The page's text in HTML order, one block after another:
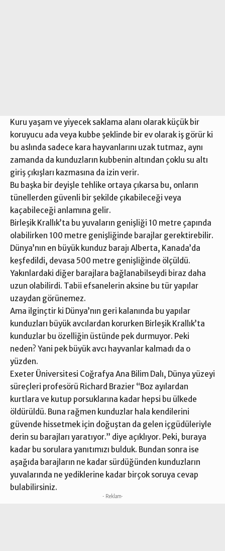
Kuru yaşam ve yiyecek saklama alanı olarak küçük bir
koruyucu ada veya kubbe şeklinde bir ev olarak iş görür ki
bu aslında sadece kara hayvanlarını uzak tutmaz, aynı
zamanda da kunduzların kubbenin altından çoklu su altı
giriş çıkışları kazmasına da izin verir.
Bu başka bir deyişle tehlike ortaya çıkarsa bu, onların
tünellerden güvenli bir şekilde çıkabileceği veya
kaçabileceği anlamına gelir.
Birleşik Krallık’ta bu yuvaların genişliği 10 metre çapında
olabilirken 100 metre genişliğinde barajlar gerektirebilir.
Dünya’nın en büyük kunduz barajı Alberta, Kanada’da
keşfedildi, devasa 500 metre genişliğinde ölçüldü.
Yakınlardaki diğer barajlara bağlanabilseydi biraz daha
uzun olabilirdi. Tabii efsanelerin aksine bu tür yapılar
uzaydan görünemez.
Ama ilginçtir ki Dünya’nın geri kalanında bu yapılar
kunduzları büyük avcılardan korurken Birleşik Krallık’ta
kunduzlar bu özelliğin üstünde pek durmuyor. Peki
neden? Yani pek büyük avcı hayvanlar kalmadı da o
yüzden.
Exeter Üniversitesi Coğrafya Ana Bilim Dalı, Dünya yüzeyi
süreçleri profesörü Richard Brazier “Boz ayılardan
kurtlara ve kutup porsuklarına kadar hepsi bu ülkede
öldürüldü. Buna rağmen kunduzlar hala kendilerini
güvende hissetmek için doğuştan da gelen içgüdüleriyle
derin su barajları yaratıyor.” diye açıklıyor. Peki, buraya
kadar bu sorulara yanıtımızı bulduk. Bundan sonra ise
aşağıda barajların ne kadar sürdüğünden kunduzların
yuvalarında ne yediklerine kadar birçok soruya cevap
bulabilirsiniz.
- Reklam-